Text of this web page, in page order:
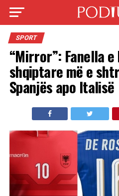
SPORT
“Mirror”: Fanella
shqiptare më e
Spanjës apo Italisë